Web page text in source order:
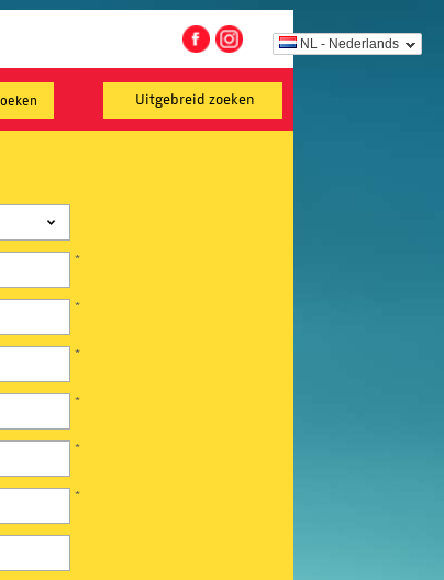
NL - Nederlands
Uitgebreid zoeken
*
*
*
*
*
*